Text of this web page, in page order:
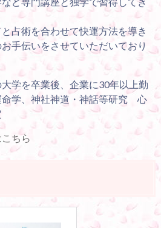
占術を合わせて快運方法を導き
手伝いをさせていただいており
学を卒業後、企業に30年以上勤
命学、神社神道・神話等研究 心
ちら